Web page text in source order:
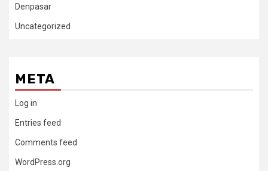
Denpasar
Uncategorized
META
Log in
Entries feed
Comments feed
WordPress.org